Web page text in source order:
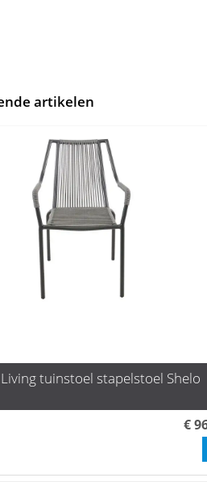
artikelen
tuinstoel stapelstoel Shelo
€